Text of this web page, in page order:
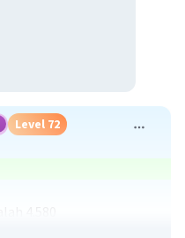
Level 72